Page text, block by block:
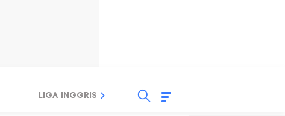
LIGA INGGRIS LIGA ITALIA